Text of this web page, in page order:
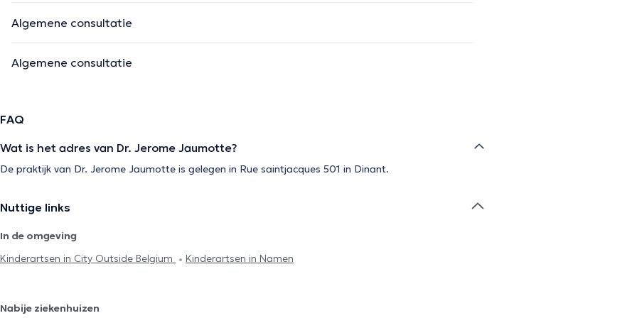
Algemene consultatie
Algemene consultatie
FAQ
Wat is het adres van Dr. Jerome Jaumotte?
De praktijk van Dr. Jerome Jaumotte is gelegen in Rue saintjacques 501 in Dinant.
Nuttige links
In de omgeving
Kinderartsen in City Outside Belgium
Kinderartsen in Namen
Nabije ziekenhuizen